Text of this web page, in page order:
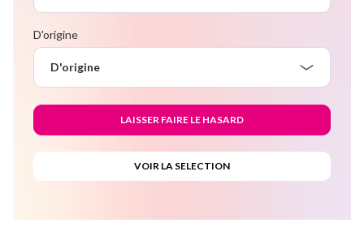
D'origine
D'origine